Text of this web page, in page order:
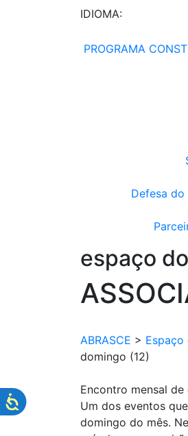
IDIOMA:
PROGRAMA
Defesa do
espaço do
ABRASCE > Espaço
domingo (12)
Encontro mensal de
Um dos eventos
domingo do mês.